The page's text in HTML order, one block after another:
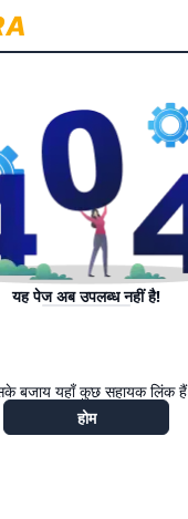
यह पेज अब उपलब्ध नहीं है!
बजाय यहाँ कुछ सहायक लिंक हैं
होम